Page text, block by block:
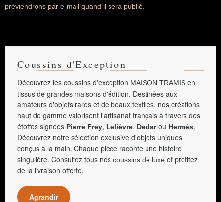
préviendrons par e-mail quand il sera publié.
Coussins d'Exception
Découvrez les coussins d'exception MAISON TRAMIS en
tissus de grandes maisons d'édition. Destinées aux
amateurs d'objets rares et de beaux textiles, nos créations
haut de gamme valorisent l'artisanat français à travers des
étoffes signées Pierre Frey, Lelièvre, Dedarou Hermès.
Découvrez notre sélection exclusive d'objets uniques
conçus à la main. Chaque pièce raconte une histoire
singulière. Consultez tous nos coussins de luxe et profitez
de la livraison offerte.
Agrandir